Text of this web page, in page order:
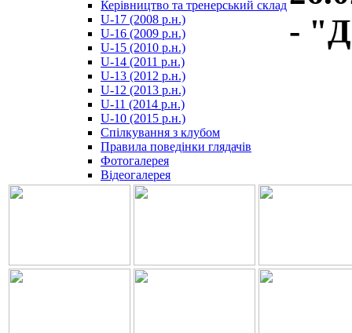
Керівництво та тренерський склад
U-17 (2008 р.н.)
U-16 (2009 р.н.)
U-15 (2010 р.н.)
U-14 (2011 р.н.)
U-13 (2012 р.н.)
U-12 (2013 р.н.)
U-11 (2014 р.н.)
U-10 (2015 р.н.)
Спілкування з клубом
Правила поведінки глядачів
Фотогалерея
Відеогалерея
-